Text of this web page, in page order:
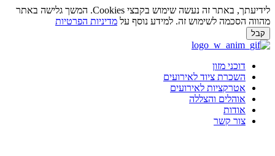
לידיעתך, באתר זה נעשה שימוש בקבצי Cookies. המשך גלישה באתר
מהווה הסכמה לשימוש זה. למידע נוסף עלמדיניות הפרטיות
קבל
דלג
דוכני מזון
השכרת ציוד לאירועים
אטרקציות לאירועים
אוהלים והצללה
אודות
צור קשר